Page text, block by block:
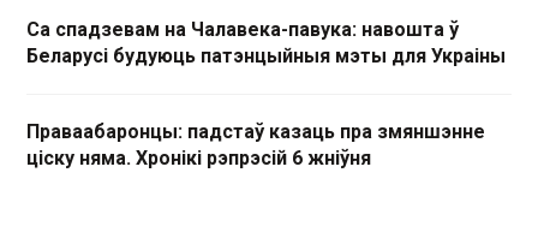
Са спадзевам на Чалавека-павука: навошта ў
Беларусі будуюць патэнцыйныя мэты для Украіны
Праваабаронцы: падстаў казаць пра змяншэнне
ціску няма. Хронікі рэпрэсій 6 жніўня